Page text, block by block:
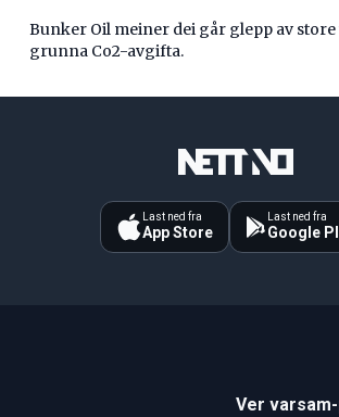
Bunker Oil meiner dei går glepp av
grunna Co2-avgifta.
Last ned fra
App Store
Last ned fra
Google
Ver